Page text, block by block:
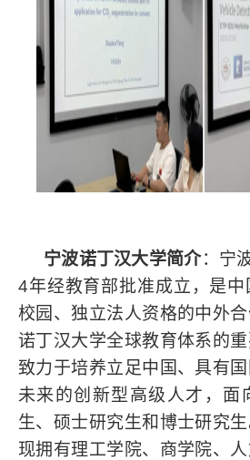
宁波诺丁汉大学简介：宁
4年经教育部批准成立，是
校园、独立法人资格的中外
诺丁汉大学全球教育体系的
致力于培养立足中国、具有
未来的创新型高级人才，面
生、硕士研究生和博士研究
现拥有理工学院、商学院、